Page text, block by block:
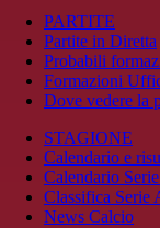
PARTITE
Partite in Diretta
Probabili
Formazioni
Dove vedere la
STAGIONE
Calendario e
Calendario
Classifica Serie
News Calcio